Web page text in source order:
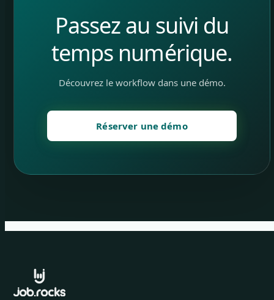
Passez au suivi du
temps numérique.
Découvrez le workflow dans une démo.
Réserver une démo